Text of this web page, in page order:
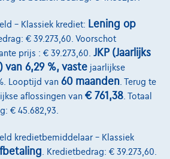
– Klassiek krediet: Lening op
€ 39.273,60. Voorschot
prijs : € 39.273,60. JKP (Jaarlijks
van 6,29 %, vaste jaarlijkse
Looptijd van 60 maanden . Terug te
aflossingen van € 761,38 . Totaal
€ 45.682,93.
kredietbemiddelaar – Klassiek
. Kredietbedrag: € 39.273,60.